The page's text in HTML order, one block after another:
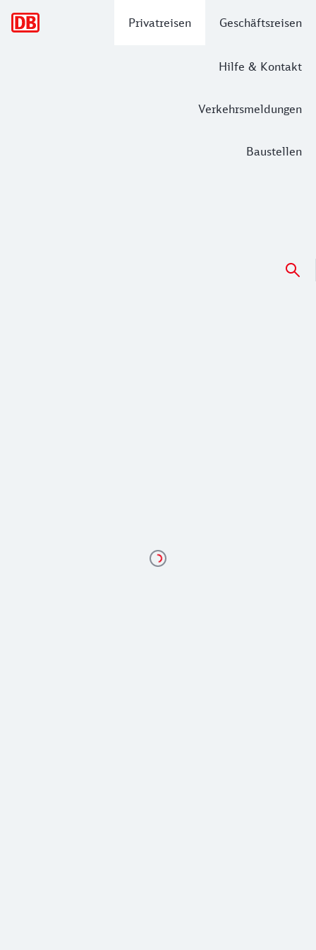
Privatreisen Geschäftsreisen
Hilfe & Kontakt
Verkehrsmeldungen
Baustellen